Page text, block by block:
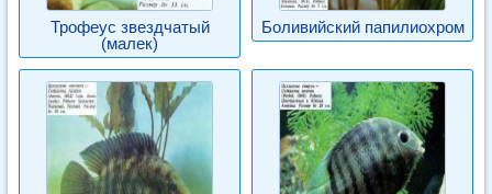
Трофеус звездчатый
(малек)
Боливийский папилиохром